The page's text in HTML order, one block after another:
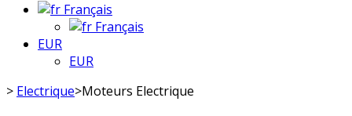
Français
Français
EUR
EUR
> Electrique>Moteurs Electrique